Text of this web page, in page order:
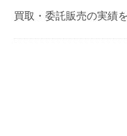
買取・委託販売の実績